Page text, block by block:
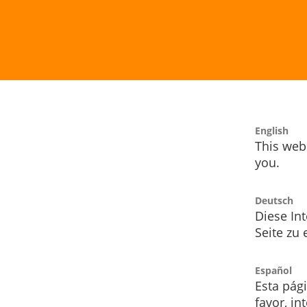
English
This
you.
Deutsch
Diese
Seite zu
Español
Esta
favor,